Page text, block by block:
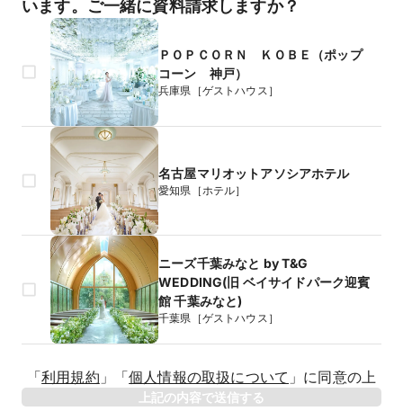
います。ご一緒に資料請求しますか？
ＰＯＰＣＯＲＮ ＫＯＢＥ（ポップ
コーン 神戸）
兵庫県［ゲストハウス］
名古屋マリオットアソシアホテル
愛知県［ホテル］
ニーズ千葉みなと by T&G
WEDDING(旧 ベイサイドパーク迎賓
館 千葉みなと)
千葉県［ゲストハウス］
年
「利用規約 」 「個人情報の取扱について 」 に同意の上
上記の内容で送信する